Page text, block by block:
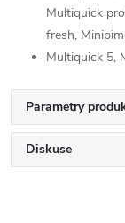
Multiquick
fresh,
Multiquick 5,
Parametry
Diskuse